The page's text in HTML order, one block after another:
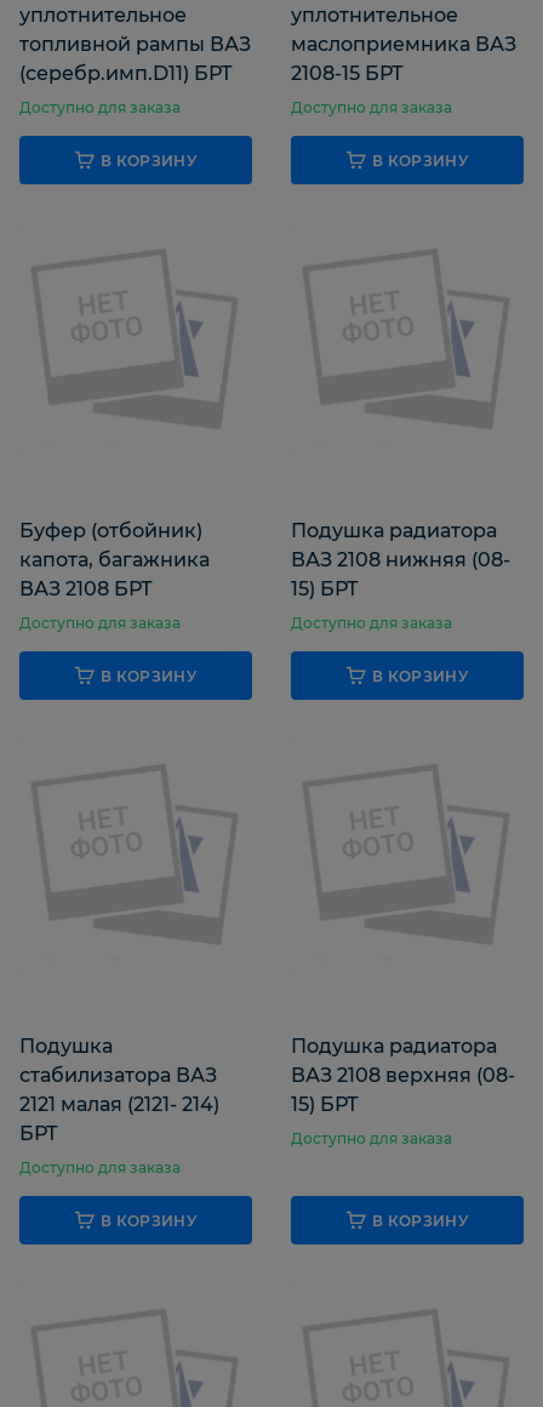
уплотнительное
топливной рампы ВАЗ
(серебр.имп.D11) БРТ
Доступно для заказа
В КОРЗИНУ
уплотнительное
маслоприемника ВАЗ
2108-15 БРТ
Доступно для заказа
В КОРЗИНУ
Буфер (отбойник)
капота, багажника
ВАЗ 2108 БРТ
Доступно для заказа
В КОРЗИНУ
Подушка радиатора
ВАЗ 2108 нижняя (08-
15) БРТ
Доступно для заказа
В КОРЗИНУ
Подушка
стабилизатора ВАЗ
2121 малая (2121- 214)
БРТ
Доступно для заказа
В КОРЗИНУ
Подушка радиатора
ВАЗ 2108 верхняя (08-
15) БРТ
Доступно для заказа
В КОРЗИНУ